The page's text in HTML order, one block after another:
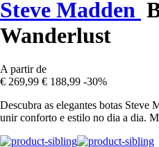
Steve Madden
Wanderlust
A partir de
€ 269,99 € 188,99 -30%
Descubra as elegantes botas Steve
unir conforto e estilo no dia a dia.